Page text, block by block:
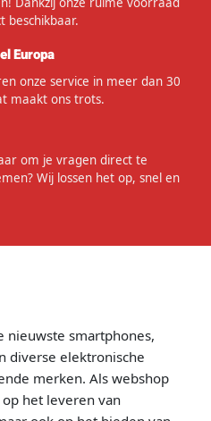
beschikbaar.
Europa
onze service in meer dan 30
maakt ons trots.
om je vragen direct te
Wij lossen het op, snel en
nieuwste smartphones,
diverse elektronische
merken. Als webshop
het leveren van